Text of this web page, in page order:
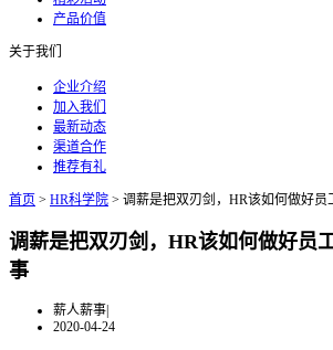
产品价值
关于我们
企业介绍
加入我们
最新动态
渠道合作
推荐有礼
首页 > HR科学院 > 调薪是把双刃剑，HR该如何做好员
调薪是把双刃剑，HR该如何做好员
事
薪人薪事|
2020-04-24